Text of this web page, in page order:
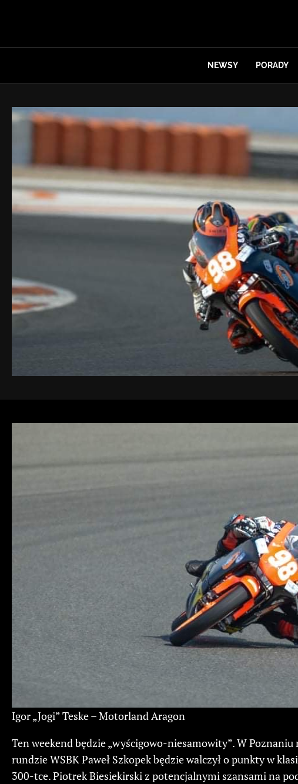
NEWSY PORADY
Igor „Jogi” Teske – Motorland Aragon
Ten weekend będzie „wyścigowo-niesamowity”. W
rundzie WSBK Paweł Szkopek będzie walczył o punkty w
300-tce. Piotrek Biesiekirski z potencjalnymi szansami na